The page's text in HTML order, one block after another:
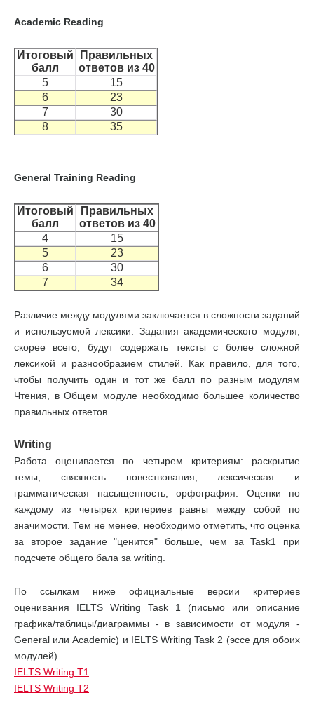
Academic Reading
Итоговый
балл
Правильных
ответов из 40
5
15
6
23
7
30
8
35
General Training Reading
Итоговый
балл
Правильных
ответов из 40
4
15
5
23
6
30
7
34
Различие между модулями заключается в сложности заданий
и используемой лексики. Задания академического модуля,
скорее всего, будут содержать тексты с более сложной
лексикой и разнообразием стилей. Как правило, для того,
чтобы получить один и тот же балл по разным модулям
Чтения, в Общем модуле необходимо большее количество
правильных ответов.
Writing
Работа оценивается по четырем критериям: раскрытие
темы, связность повествования, лексическая и
грамматическая насыщенность, орфография. Оценки по
каждому из четырех критериев равны между собой по
значимости. Тем не менее, необходимо отметить, что оценка
за второе задание "ценится" больше, чем за Task1 при
подсчете общего бала за writing.
По ссылкам ниже официальные версии критериев
оценивания IELTS Writing Task 1 (письмо или описание
графика/таблицы/диаграммы - в зависимости от модуля -
General или Academic) и IELTS Writing Task 2 (эcce для обоих
модулей)
IELTS Writing T1
IELTS Writing T2